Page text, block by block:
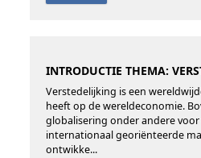
INTRODUCTIE THEMA:
Verstedelijking is een
heeft op de wereldeconomie.
globalisering onder andere
internationaal georiënteerde
ontwikke...